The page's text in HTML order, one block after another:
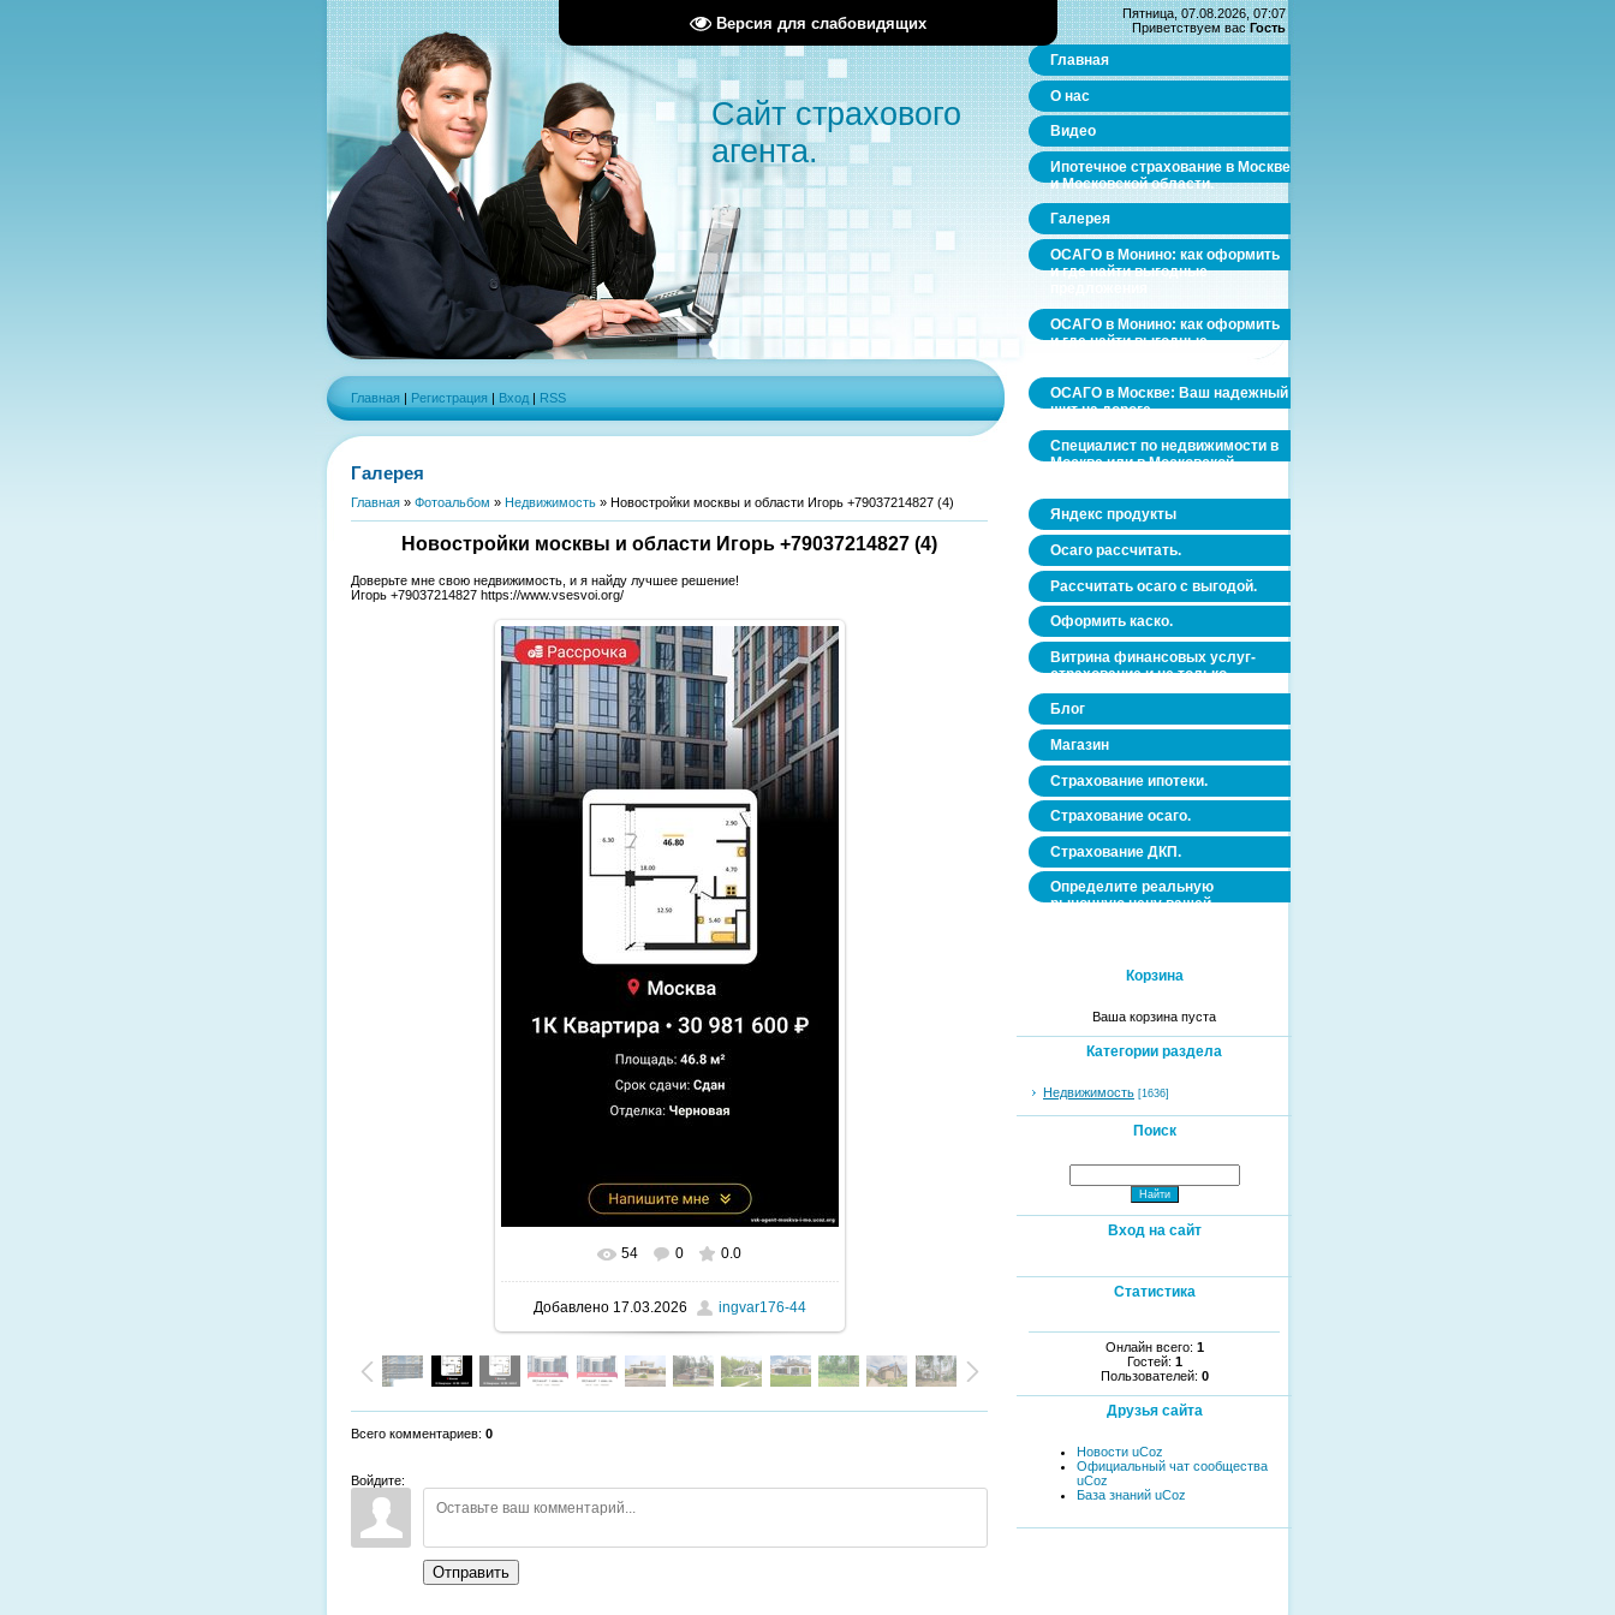
Версия для слабовидящих
Сайт страхового
агента.
Главная | Регистрация | Вход | RSS
Галерея
Главная » Фотоальбом » Недвижимость » Новостройки москвы и области Игорь +79037214827 (4)
Новостройки москвы и области Игорь +79037214827 (4)
Доверьте мне свою недвижимость, и я найду лучшее решение!
Игорь +79037214827 https://www.vsesvoi.org/
В реальном размере 900x1600
54 0 0.0
Добавлено17.03.2026 ingvar176-44
Всего комментариев: 0
Войдите:
Отправить
Пятница, 07.08.2026, 07:07
Приветствуем вас Гость
Главная
О нас
Видео
Ипотечное страхование в Москве
и Московской области.
Галерея
ОСАГО в Монино: как оформить
и где найти выгодные
ОСАГО в Монино: как оформить
и где найти выгодные
ОСАГО в Москве: Ваш надежный
щит на дороге
Специалист по недвижимости в
Москве или в Московской
Яндекс продукты
Осаго рассчитать.
Рассчитать осаго с выгодой.
Оформить каско.
Витрина финансовых услуг-
страхование и не только.
Блог
Магазин
Страхование ипотеки.
Страхование осаго.
Страхование ДКП.
Определите реальную
рыночную цену вашей
Корзина
Ваша корзина пуста
Категории раздела
Недвижимость [1636]
Поиск
Вход на сайт
Статистика
Онлайн всего: 1
Гостей: 1
Пользователей: 0
Друзья сайта
Новости uCoz
Официальный чат сообщества
uCoz
База знаний uCoz